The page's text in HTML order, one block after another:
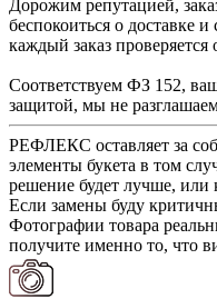
Дорожим репутацией,
беспокоиться о доставке
каждый заказ проверяется
Соответствуем ФЗ 152,
защитой, мы не
РЕФЛЕКС оставляет за
элементы букета в том
решение будет лучше, или
Если замены буду
Фотографии товара
получите именно то, что